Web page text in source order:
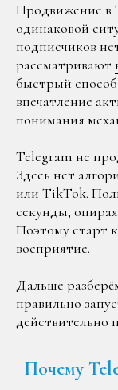
Продвижение в
одинаковой
подписчиков
рассматривают
быстрый способ
впечатление
понимания
Telegram не
Здесь нет
или TikTok.
секунды,
Поэтому старт
восприятие.
Дальше
правильно
действительно
Почему